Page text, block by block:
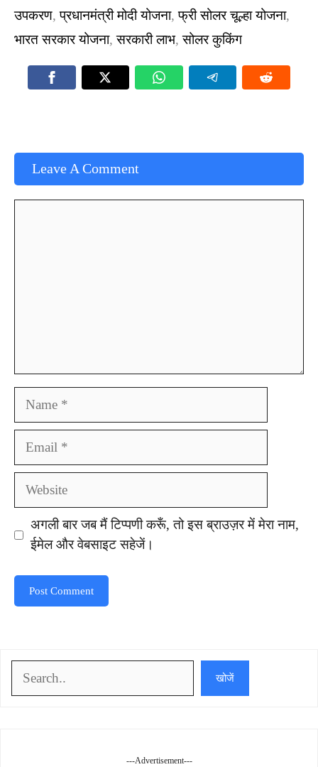
उपकरण,प्रधानमंत्री मोदी योजना,फ्री सोलर चूल्हा योजना,
भारत सरकार योजना,सरकारी लाभ,सोलर कुकिंग
Leave A Comment
Name
Email
Website
अगली बार जब मैं टिप्पणी करूँ, तो इस ब्राउज़र में मेरा नाम,
ईमेल और वेबसाइट सहेजें।
खोजें
---Advertisement---